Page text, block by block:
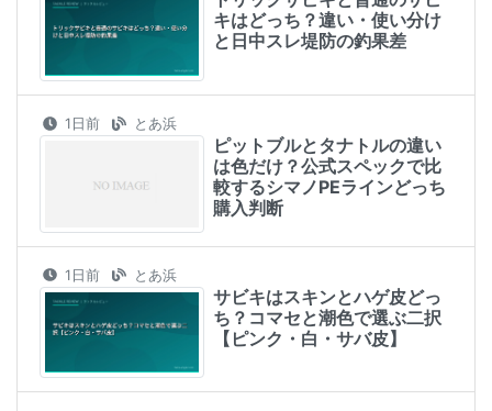
キはどっち？違い・使い分け
と日中スレ堤防の釣果差
1日前 とあ浜
ピットブルとタナトルの違い
は色だけ？公式スペックで比
較するシマノPEラインどっち
購入判断
1日前 とあ浜
サビキはスキンとハゲ皮どっ
ち？コマセと潮色で選ぶ二択
【ピンク・白・サバ皮】